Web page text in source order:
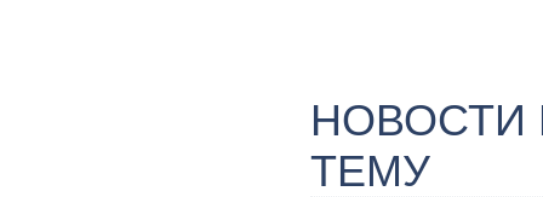
ТЕМУ